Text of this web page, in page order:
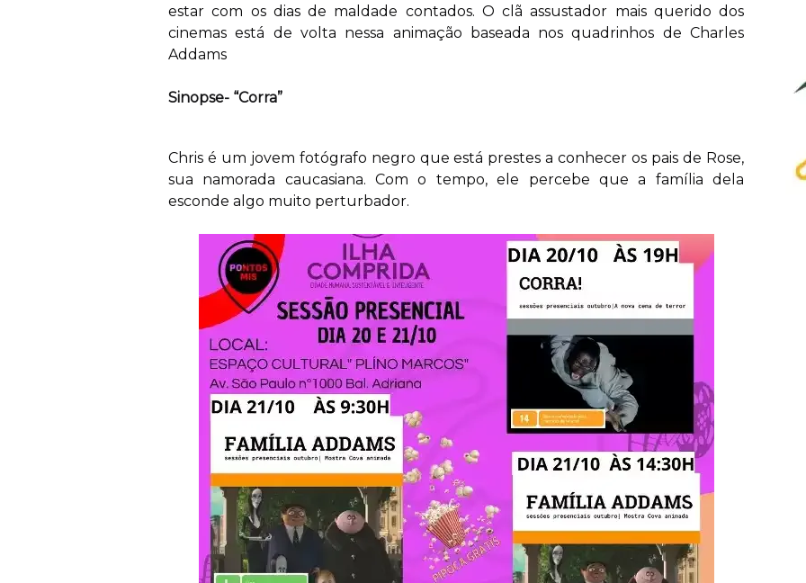
estar com os dias de maldade contados. O clã assustador mais querido dos
cinemas está de volta nessa animação baseada nos quadrinhos de Charles
Addams
Sinopse- “Corra”
Chris é um jovem fotógrafo negro que está prestes a conhecer os pais de Rose,
sua namorada caucasiana. Com o tempo, ele percebe que a família dela
esconde algo muito perturbador.